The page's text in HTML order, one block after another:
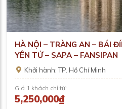
HÀ NỘI – TRÀNG AN – BÁI ĐÍNH – HẠ LONG – KDL
YÊN TỬ – SAPA – FANSIPAN
Khởi hành: TP. Hồ Chí Minh
Giá 1 khách chỉ từ:
5,250,000₫